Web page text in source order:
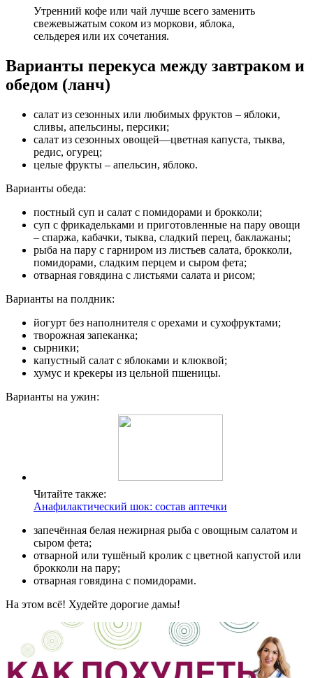
Утренний кофе или чай лучше всего заменить
свежевыжатым соком из моркови, яблока,
сельдерея или их сочетания.
Варианты перекуса между завтраком и
обедом (ланч)
салат из сезонных или любимых фруктов – яблоки,
сливы, апельсины, персики;
салат из сезонных овощей—цветная капуста, тыква,
редис, огурец;
целые фрукты – апельсин, яблоко.
Варианты обеда:
постный суп и салат с помидорами и брокколи;
суп с фрикадельками и приготовленные на пару овощи
– спаржа, кабачки, тыква, сладкий перец, баклажаны;
рыба на пару с гарниром из листьев салата, брокколи,
помидорами, сладким перцем и сыром фета;
отварная говядина с листьями салата и рисом;
Варианты на полдник:
йогурт без наполнителя с орехами и сухофруктами;
творожная запеканка;
сырники;
капустный салат с яблоками и клюквой;
хумус и крекеры из цельной пшеницы.
Варианты на ужин:
Читайте также:
Анафилактический шок: состав аптечки
запечённая белая нежирная рыба с овощным салатом и
сыром фета;
отварной или тушёный кролик с цветной капустой или
брокколи на пару;
отварная говядина с помидорами.
На этом всё! Худейте дорогие дамы!